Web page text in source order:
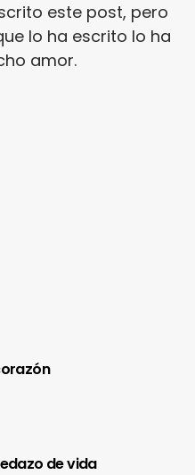
este post, pero
lo ha escrito lo ha
amor.
de vida